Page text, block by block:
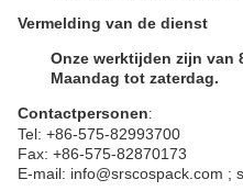
kosten van het monster.
goedkeuring van het
na ontvangst van onze PI
Goedkeuring door de
productiemonsters
Leverancier inspectie voor